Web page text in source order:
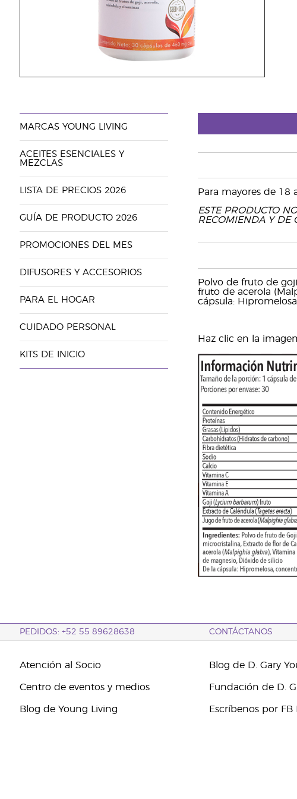
MARCAS YOUNG LIVING
ACEITES ESENCIALES Y
MEZCLAS
LISTA DE PRECIOS 2026
GUÍA DE PRODUCTO 2026
PROMOCIONES DEL MES
DIFUSORES Y ACCESORIOS
PARA EL HOGAR
CUIDADO PERSONAL
KITS DE INICIO
Para mayores de 18
ESTE PRODUCTO
RECOMIENDA Y DE
Polvo de fruto de
fruto de acerola
cápsula:
Haz clic en la
PEDIDOS: +52 55 89628638 CONTÁCTANOS
Atención al Socio
Centro de eventos y medios
Blog de Young Living
Blog de D. Gary
Fundación de D.
Escríbenos por FB